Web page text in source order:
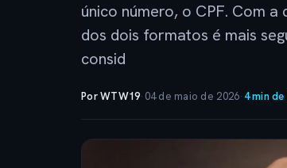
único número, o CPF. Com
dos dois formatos é mais
consid
Por WTW19· 04 de maio de 2026· 4 min